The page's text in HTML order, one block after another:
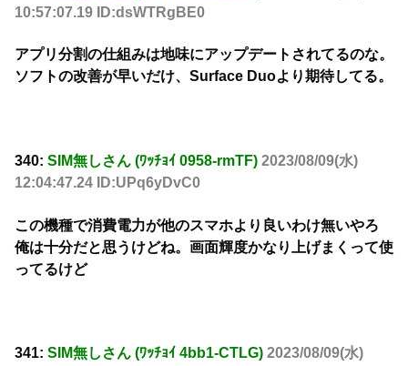
10:57:07.19 ID:dsWTRgBE0
アプリ分割の仕組みは地味にアップデートされてるのな。
ソフトの改善が早いだけ、Surface Duoより期待してる。
340: SIM無しさん (ﾜｯﾁｮｲ 0958-rmTF) 2023/08/09(水)
12:04:47.24 ID:UPq6yDvC0
この機種で消費電力が他のスマホより良いわけ無いやろ
俺は十分だと思うけどね。画面輝度かなり上げまくって使
ってるけど
341: SIM無しさん (ﾜｯﾁｮｲ 4bb1-CTLG) 2023/08/09(水)